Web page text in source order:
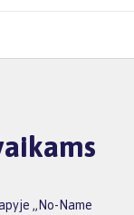
„No-Name